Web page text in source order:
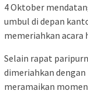
4 Oktober
umbul di depan
memeriahkan acara
Selain rapat
dimeriahkan
meramaikan